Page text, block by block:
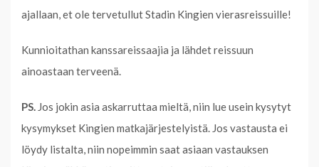
ajallaan, et ole tervetullut Stadin Kingien vierasreissuille!
Kunnioitathan kanssareissaajia ja lähdet reissuun
ainoastaan terveenä.
PS. Jos jokin asia askarruttaa mieltä, niin lue usein kysytyt
kysymykset Kingien matkajärjestelyistä. Jos vastausta ei
löydy listalta, niin nopeimmin saat asiaan vastauksen